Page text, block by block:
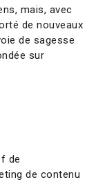
mais, avec
de nouveaux
de sagesse
sur
de
de contenu